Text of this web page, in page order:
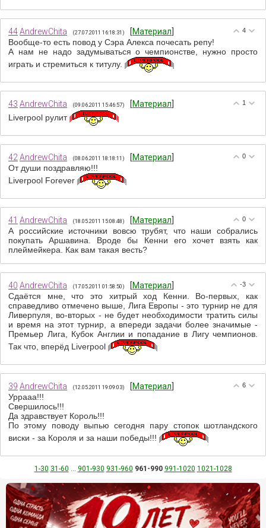
4
44AndrewChita (27.07.2011 16:18:31) [Материал
Вообще-то есть повод у Сэра Алекса почесать репу!
А нам не надо задумываться о чемпионстве, нужно просто
играть и стремиться к титулу.
1
43 AndrewChita (09.06.2011 15:46:57) [Материал
Liverpool рулит
0
42 AndrewChita (08.06.2011 18:18:11) [Материал
От души поздравляю!!!
Liverpool Forever
0
41 AndrewChita (18.05.2011 15:08:48) [Материал
А российские источники вовсю трубят, что наши собрались
покупать Аршавина. Вроде бы Кенни его хочет взять как
плеймейкера. Как вам такая весть?
-3
40 AndrewChita (17.05.2011 01:58:50) [Материал
Сдаётся мне, что это хитрый ход Кенни. Во-первых, как
справедливо отмечено выше, Лига Европы - это турнир не для
Ливерпуля, во-вторых - не будет необходимости тратить силы
и время на этот турнир, а впереди задачи более значимые -
Премьер Лига, Кубок Англии и попадание в Лигу чемпионов.
Так что, вперёд Liverpool
6
39 AndrewChita (12.05.2011 19:09:03) [Материал
Уррааа!!!
Свершилось!!!
Да здравствует Король!!!
По этому поводу выпью сегодня пару стопок шотландского
виски - за Короля и за наши победы!!!
1-30 31-60 ... 901-930 931-960 961-990 991-1020 1021-1028